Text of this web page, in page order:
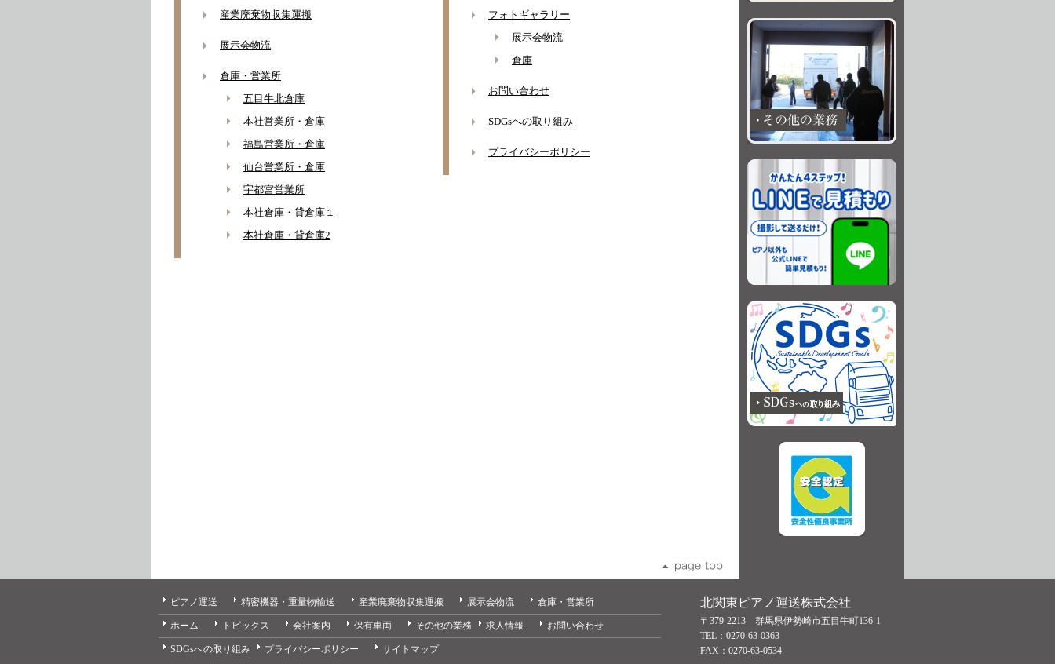
産業廃棄物収集運搬
展示会物流
倉庫・営業所
五目牛北倉庫
本社営業所・倉庫
福島営業所・倉庫
仙台営業所・倉庫
宇都宮営業所
本社倉庫・貸倉庫１
本社倉庫・貸倉庫2
フォトギャラリー
展示会物流
倉庫
お問い合わせ
SDGsへの取り組み
プライバシーポリシー
ピアノ運送 精密機器・重量物輸送 産業廃棄物収集運搬 展示会物流 倉庫・営業所
ホーム トピックス 会社案内 保有車両 その他の業務 求人情報 お問い合わせ
SDGsへの取り組み プライバシーポリシー サイトマップ
北関東ピアノ運送株式会社
〒379-2213 群馬県伊勢崎市五目牛町136-1
TEL：0270-63-0363
FAX：0270-63-0534